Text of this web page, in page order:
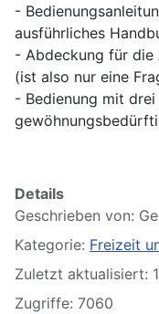
-
ausführliches
- Abdeckung für die
(ist also nur eine
- Bedienung mit
Details
Geschrieben von:
Kategorie: Freizeit
Zuletzt aktualisiert:
Zugriffe: 7060